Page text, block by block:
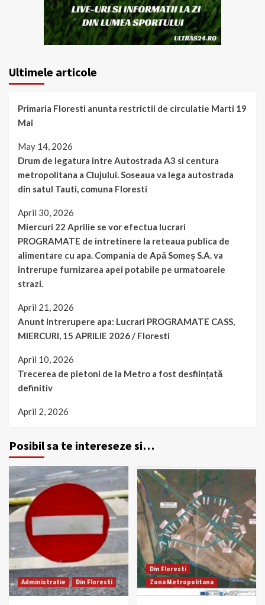
Ultimele articole
Primaria Floresti anunta restrictii de circulatie Marti 19
Mai
May 14, 2026
Drum de legatura intre Autostrada A3 si centura
metropolitana a Clujului. Soseaua va lega autostrada
din satul Tauti, comuna Floresti
April 30, 2026
Miercuri 22 Aprilie se vor efectua lucrari
PROGRAMATE de intretinere la reteaua publica de
alimentare cu apa. Compania de Apă Someș S.A. va
întrerupe furnizarea apei potabile pe urmatoarele
strazi.
April 21, 2026
Anunt intrerupere apa: Lucrari PROGRAMATE CASS,
MIERCURI, 15 APRILIE 2026 / Floresti
April 10, 2026
Trecerea de pietoni de la Metro a fost desființată
definitiv
April 2, 2026
Posibil sa te intereseze si…
Administratie Din Floresti
Din Floresti
Zona Metropolitana